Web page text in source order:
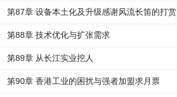
第87章 设备本土化及升级感谢风流长笛的打赏
第88章 技术优化与扩张需求
第89章 从长江实业挖人
第90章 香港工业的困扰与强者加盟求月票